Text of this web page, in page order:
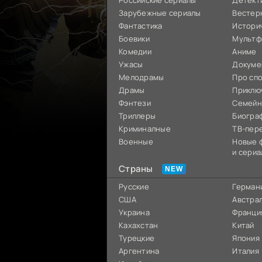
Зарубежные сериалы
Фантастика
Боевики
Комедии
Ужасы
Мелодрамы
Драмы
Фэнтези
Триллеры
Криминалные
Военные
Аниме
Про
ТВ-
Новые
и
Страны
Русские
США
Украина
Кахахстан
Турецкие
Аргентина
Китай
Япония
Италия